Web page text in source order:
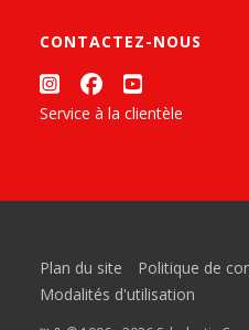
CONTACTEZ-NOUS
Service à la clientèle
Plan du site
Politique de
Modalités d'utilisation